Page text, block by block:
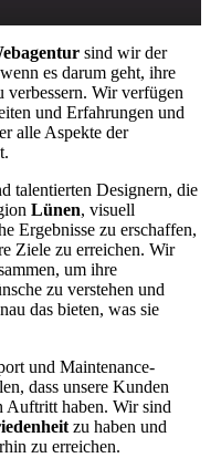
sind wir der
es darum geht, ihre
verbessern. Wir verfügen
und Erfahrungen und
alle Aspekte der
talentierten Designern, die
Lünen, visuell
Ergebnisse zu erschaffen,
Ziele zu erreichen. Wir
um ihre
zu verstehen und
das bieten, was sie
und Maintenance-
dass unsere Kunden
Auftritt haben. Wir sind
zu haben und
zu erreichen.